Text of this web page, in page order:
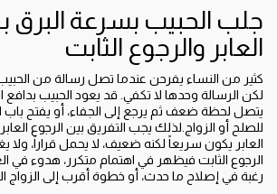
جلب الحبيب بسرعة البرق
العابر والرجوع الثابت
كثير من النساء يفرحن عندما تصل رسالة من
لكن الرسالة وحدها لا تكفي. قد يعود الحبيب بدافع
يتصل لحظة ضعف ثم يرجع إلى الجفاء، أو يفتح باب
للصلح أو الزواج.لذلك يجب التفريق بين الرجوع
العابر يكون سريعاً لكنه ضعيف، لا يحمل قراراً، ولا
الرجوع الثابت فيظهر في اهتمام متكرر، هدوء في
رغبة في إصلاح ما حدث، أو خطوة أقرب إلى الزواج